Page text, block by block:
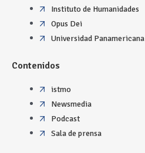
Instituto de Humanidades
Opus Dei
Universidad Panamericana
Contenidos
istmo
Newsmedia
Podcast
Sala de prensa